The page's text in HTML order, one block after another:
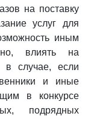
на поставку
услуг для
иным
влиять на
в случае, если
и иные
в конкурсе
подрядных